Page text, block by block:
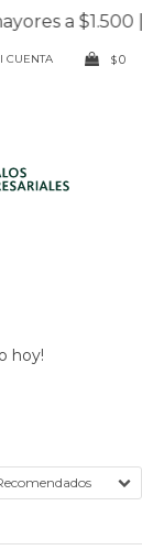
a $1.500 ||
$0
hoy!